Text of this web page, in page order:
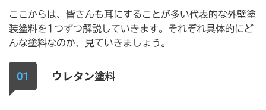
ここからは、皆さんも耳にすることが多い代表的な外壁塗
装塗料を1つずつ解説していきます。それぞれ具体的にど
んな塗料なのか、見ていきましょう。
ウレタン塗料